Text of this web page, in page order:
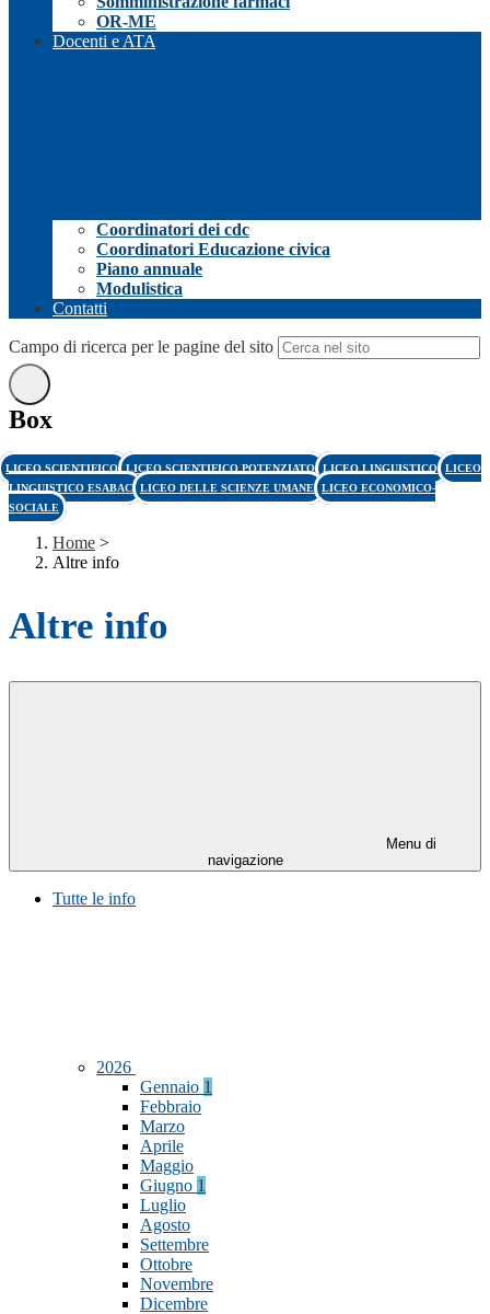
OR-ME
Docenti e ATA
Coordinatori dei cdc
Coordinatori Educazione civica
Piano annuale
Modulistica
Contatti
Campo di ricerca per le pagine del sito
Box
LICEO SCIENTIFICO LICEO SCIENTIFICO POTENZIATO LICEO LINGUISTICO LICEO
LINGUISTICO ESABAC LICEO DELLE SCIENZE UMANE LICEO ECONOMICO-
SOCIALE
Home >
Altre info
Altre info
Menu di
navigazione
Tutte le info
2026
Gennaio 1
Febbraio
Marzo
Aprile
Maggio
Giugno 1
Luglio
Agosto
Settembre
Ottobre
Novembre
Dicembre